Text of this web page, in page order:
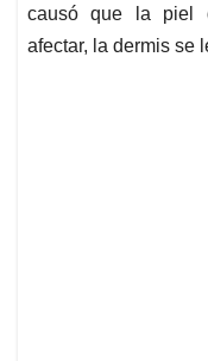
causó que la piel
afectar, la dermis se